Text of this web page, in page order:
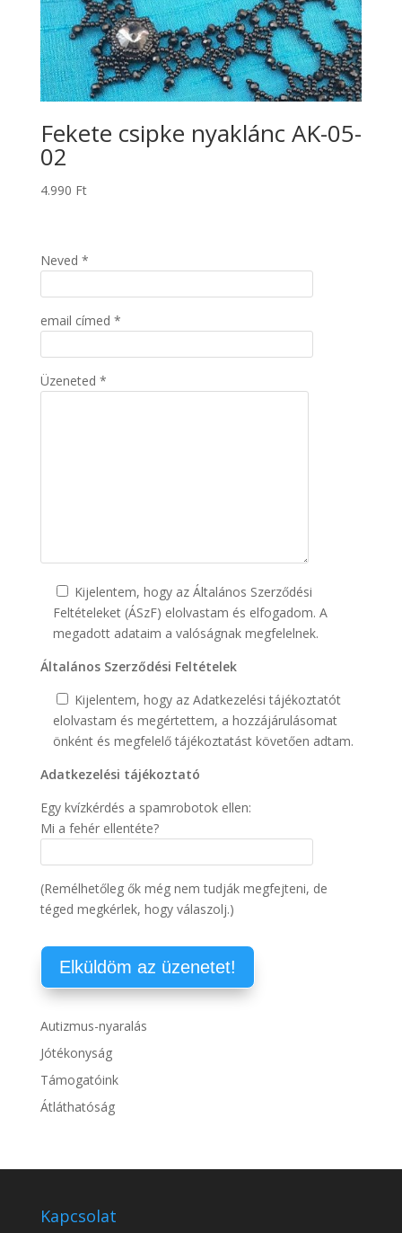
Fekete csipke nyaklánc AK-05-
02
4.990 Ft
Neved *
email címed *
Üzeneted *
Kijelentem, hogy az Általános Szerződési
Feltételeket (ÁSzF) elolvastam és elfogadom. A
megadott adataim a valóságnak megfelelnek.
Általános Szerződési Feltételek
Kijelentem, hogy az Adatkezelési tájékoztatót
elolvastam és megértettem, a hozzájárulásomat
önként és megfelelő tájékoztatást követően adtam.
Adatkezelési tájékoztató
Egy kvízkérdés a spamrobotok ellen:
Mi a fehér ellentéte?
(Remélhetőleg ők még nem tudják megfejteni, de
téged megkérlek, hogy válaszolj.)
Autizmus-nyaralás
Jótékonyság
Támogatóink
Átláthatóság
Kapcsolat